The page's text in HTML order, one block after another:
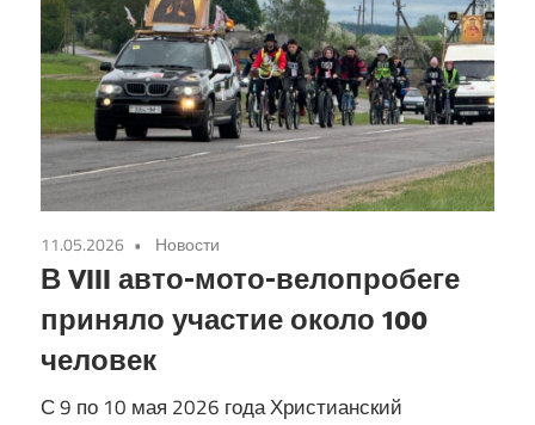
Мефодия
и
Кирилла
и
Кирилла»
11.05.2026 Новости
В VIII авто-мото-велопробеге
приняло участие около 100
человек
С 9 по 10 мая 2026 года Христианский